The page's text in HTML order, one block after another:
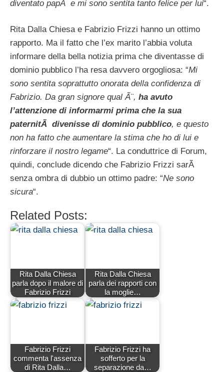
diventato papÃ e mi sono sentita tanto felice per lui“.
Rita Dalla Chiesa e Fabrizio Frizzi hanno un ottimo
rapporto. Ma il fatto che l’ex marito l’abbia voluta
informare della bella notizia prima che diventasse di
dominio pubblico l’ha resa davvero orgogliosa: “Mi
sono sentita soprattutto onorata della confidenza di
Fabrizio. Da gran signore qual Ã¨, ha avuto
l’attenzione di informarmi prima che la sua
paternitÃ divenisse di dominio pubblico, e questo
non ha fatto che aumentare la stima che ho di lui e
rinforzare il nostro legame“. La conduttrice di Forum,
quindi, conclude dicendo che Fabrizio Frizzi sarÃ
senza ombra di dubbio un ottimo padre: “Ne sono
sicura“.
Related Posts:
Rita Dalla Chiesa
parla dopo il malore di
Fabrizio Frizzi
Rita Dalla Chiesa
parla dei rapporti con
la moglie…
Fabrizio Frizzi
commenta l'assenza
di Rita Dalla…
Fabrizio Frizzi ha
sofferto per la
separazione da…